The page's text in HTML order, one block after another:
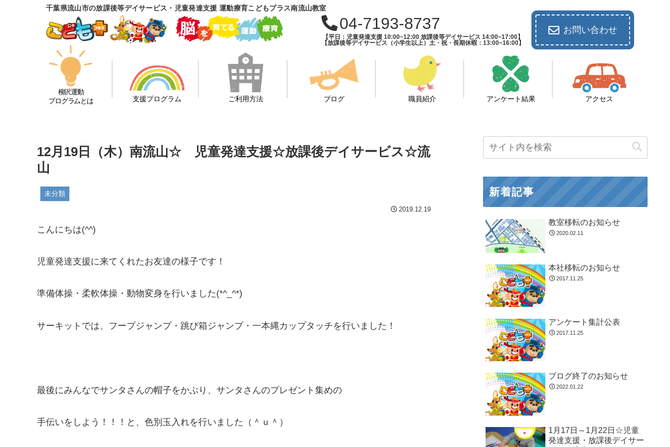
千葉県流山市の放課後等デイサービス・児童発達支援 運動療育こどもプラス南流山教室
04-7193-8737
【平日：児童発達支援 10:00~12:00 放課後等デイサービス 14:00~17:00】
【放課後等デイサービス（小学生以上）土・祝・長期休暇：13:00~16:00】
お問い合わせ
柳沢運動
プログラムとは
支援プログラム ご利用方法 ブログ 職員紹介 アンケート結果 アクセス
12月19日（木）南流山☆ 児童発達支援☆放課後デイサービス☆流
山
未分類
2019.12.19
こんにちは(^^)
児童発達支援に来てくれたお友達の様子です！
準備体操・柔軟体操・動物変身を行いました(*^_^*)
サーキットでは、フープジャンプ・跳び箱ジャンプ・一本縄カップタッチを行いました！
最後にみんなでサンタさんの帽子をかぶり、サンタさんのプレゼント集めの
手伝いをしよう！！！と、色別玉入れを行いました（＾ｕ＾）
新着記事
教室移転のお知らせ
2020.02.11
本社移転のお知らせ
2017.11.25
アンケート集計公表
2017.11.25
ブログ終了のお知らせ
2022.01.22
1月17日～1月22日☆児童
発達支援・放課後デイサー